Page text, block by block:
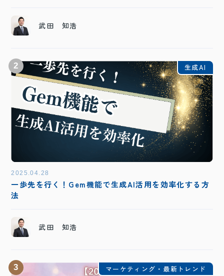
武田 知浩
2 生成AI
2025.04.28
一歩先を行く！Gem機能で生成AI活用を効率化する方
法
武田 知浩
3 マーケティング・最新トレンド